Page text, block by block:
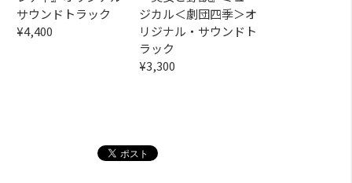
サウンドトラック
¥4,400
ジカル＜劇団四季＞オ
リジナル・サウンドト
ラック
¥3,300